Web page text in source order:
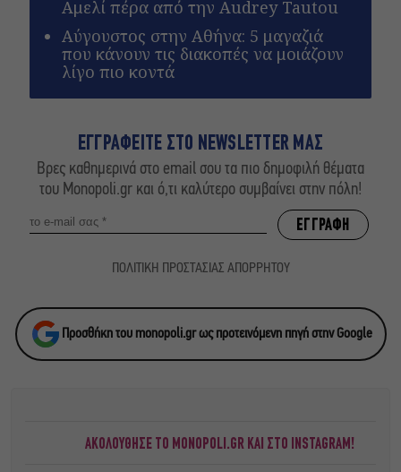
Αμελί πέρα από την Audrey Tautou
Αύγουστος στην Αθήνα: 5 μαγαζιά
που κάνουν τις διακοπές να μοιάζουν
λίγο πιο κοντά
ΕΓΓΡΑΦΕΙΤΕ ΣΤΟ NEWSLETTER ΜΑΣ
Βρες καθημερινά στο email σου τα πιο δημοφιλή θέματα
του Monopoli.gr και ό,τι καλύτερο συμβαίνει στην πόλη!
ΠΟΛΙΤΙΚΗ ΠΡΟΣΤΑΣΙΑΣ ΑΠΟΡΡΗΤΟΥ
Προσθήκη του monopoli.gr ως προτεινόμενη πηγή στην Google
ΑΚΟΛΟΥΘΗΣΕ ΤΟ MONOPOLI.GR ΚΑΙ ΣΤΟ INSTAGRAM!